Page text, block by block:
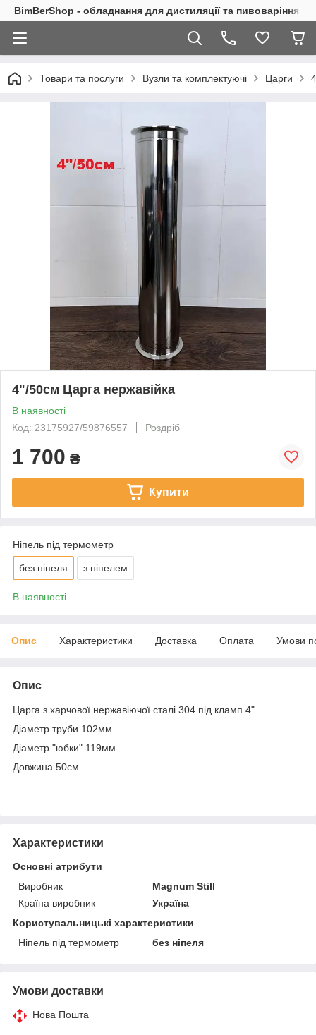
BimBerShop - обладнання для дистиляції та пивоваріння
Товари та послуги Вузли та комплектуючі Царги
4"/50см Царга нержавійка
В наявності
Код: 23175927/59876557
Роздріб
1 700 ₴
Купити
Ніпель під термометр
без ніпеля з ніпелем
В наявності
Опис Характеристики Доставка Оплата Умови
Опис
Царга з харчової нержавіючої сталі 304 під кламп 4"
Діаметр труби 102мм
Діаметр "юбки" 119мм
Довжина 50см
Характеристики
Основні атрибути
Виробник
Magnum Still
Країна виробник
Україна
Користувальницькі характеристики
Ніпель під термометр
без ніпеля
Умови доставки
Нова Пошта